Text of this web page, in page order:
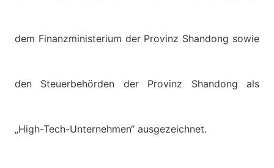
dem Finanzministerium der Provinz Shandong sowie
den Steuerbehörden der Provinz Shandong als
„High-Tech-Unternehmen“ ausgezeichnet.